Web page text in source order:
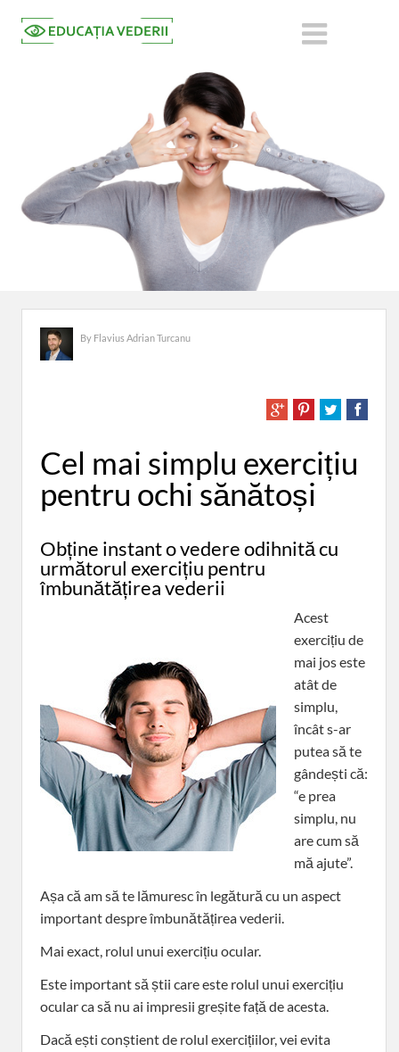
By Flavius Adrian Turcanu
Cel mai simplu exercițiu
pentru ochi sănătoși
Obține instant o vedere odihnită cu
următorul exercițiu pentru
îmbunătățirea vederii
Acest
exercițiu de
mai jos este
atât de
simplu,
încât s-ar
putea să te
gândești că:
“e prea
simplu, nu
are cum să
mă ajute”.
Așa că am să te lămuresc în legătură cu un aspect
important despre îmbunătățirea vederii.
Mai exact, rolul unui exercițiu ocular.
Este important să știi care este rolul unui exercițiu
ocular ca să nu ai impresii greșite față de acesta.
Dacă ești conștient de rolul exercițiilor, vei evita